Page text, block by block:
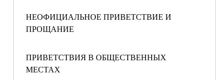
НЕОФИЦИАЛЬНОЕ ПРИВЕТСТВИЕ И
ПРОЩАНИЕ
ПРИВЕТСТВИЯ В ОБЩЕСТВЕННЫХ
МЕСТАХ